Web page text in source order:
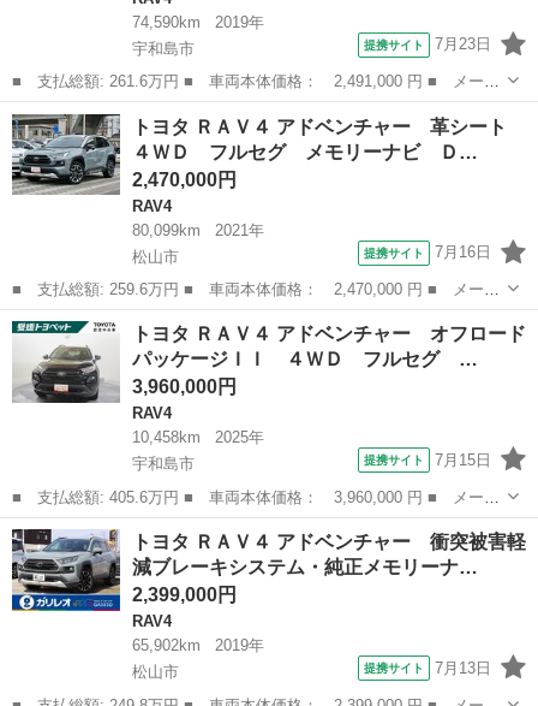
74,590km
2019年
宇和島市
提携サイト 7月23日
■ 支払総額: 261.6万円 ■ 車両本体価格： 2,491,000 円 ■ メーカ
ー名： トヨタ ■ 車種名： ＲＡＶ４ ■ グレード名： アドベン
チャー ４ＷＤ 衝突被害軽減システム メモリーナビ バックカメ
ラ フル...
愛媛 宇和島市 RAV4
トヨタ ＲＡＶ４ アドベンチャー 革シート
４ＷＤ フルセグ メモリーナビ Ｄ…
2,470,000円
RAV4
80,099km
2021年
松山市
提携サイト 7月16日
■ 支払総額: 259.6万円 ■ 車両本体価格： 2,470,000 円 ■ メーカ
ー名： トヨタ ■ 車種名： ＲＡＶ４ ■ グレード名： アドベン
チャー 革シート ４ＷＤ フルセグ メモリーナビ ＤＶＤ再生
ミュージ...
愛媛 松山市 RAV4
トヨタ ＲＡＶ４ アドベンチャー オフロード
パッケージＩＩ ４ＷＤ フルセグ …
3,960,000円
RAV4
10,458km
2025年
宇和島市
提携サイト 7月15日
■ 支払総額: 405.6万円 ■ 車両本体価格： 3,960,000 円 ■ メーカ
ー名： トヨタ ■ 車種名： ＲＡＶ４ ■ グレード名： アドベン
チャー オフロードパッケージＩＩ ４ＷＤ フルセグ メモリーナ
ビ バッ...
愛媛 宇和島市 RAV4
トヨタ ＲＡＶ４ アドベンチャー 衝突被害軽
減ブレーキシステム・純正メモリーナ…
2,399,000円
RAV4
65,902km
2019年
松山市
提携サイト 7月13日